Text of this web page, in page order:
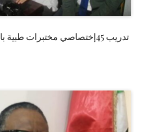
تدريب 45إختصاصي مختبرات